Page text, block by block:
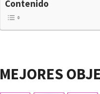
Contenido
MEJORES